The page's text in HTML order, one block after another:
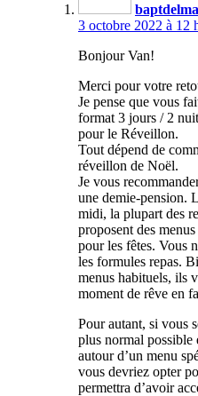
3 octobre 2022 à 12
Bonjour Van!
Merci pour votre
Je pense que vous
format 3 jours / 2
pour le Réveillon.
Tout dépend de
réveillon de Noël.
Je vous
une demie-pension.
midi, la plupart des
proposent des
pour les fêtes. Vous
les formules repas.
menus habituels, ils
moment de rêve en
Pour autant, si vous
plus normal possible
autour d’un menu
vous devriez opter
permettra d’avoir